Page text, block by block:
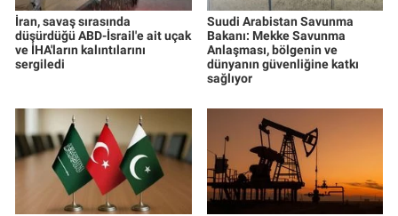
İran, savaş sırasında
düşürdüğü ABD-İsrail'e ait uçak
ve İHA'ların kalıntılarını
sergiledi
Suudi Arabistan Savunma
Bakanı: Mekke Savunma
Anlaşması, bölgenin ve
dünyanın güvenliğine katkı
sağlıyor